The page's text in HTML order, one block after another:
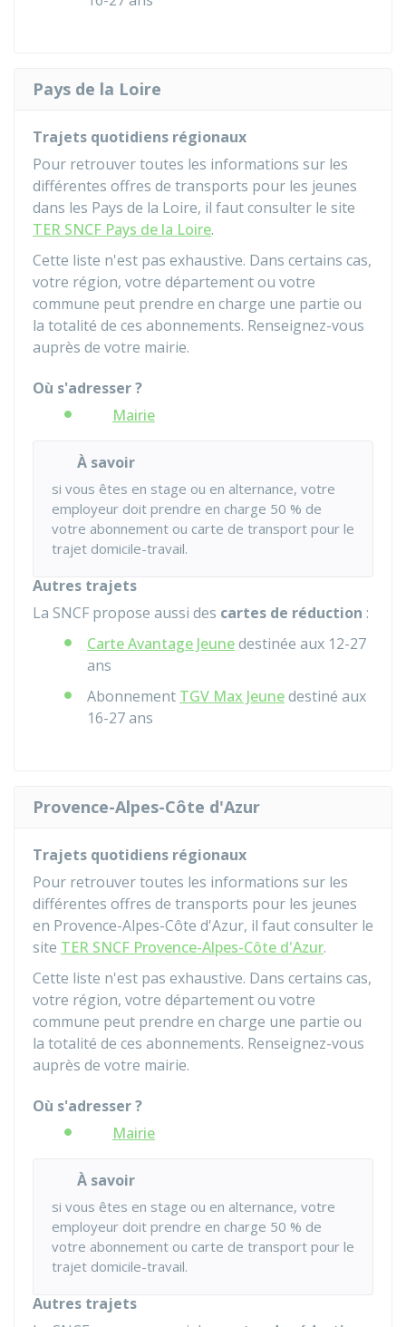
Pays de la Loire
Trajets quotidiens régionaux
Pour retrouver toutes les informations sur les
différentes offres de transports pour les jeunes
dans les Pays de la Loire, il faut consulter le site
TER SNCF Pays de la Loire.
Cette liste n'est pas exhaustive. Dans certains cas,
votre région, votre département ou votre
commune peut prendre en charge une partie ou
la totalité de ces abonnements. Renseignez-vous
auprès de votre mairie.
Où s'adresser ?
Mairie
À savoir
si vous êtes en stage ou en alternance, votre
employeur doit prendre en charge 50 % de
votre abonnement ou carte de transport pour le
trajet domicile-travail.
Autres trajets
La SNCF propose aussi des cartes de réduction :
Carte Avantage Jeunedestinée aux 12-27
ans
Abonnement TGV Max Jeunedestiné aux
16-27 ans
Provence-Alpes-Côte d'Azur
Trajets quotidiens régionaux
Pour retrouver toutes les informations sur les
différentes offres de transports pour les jeunes
en Provence-Alpes-Côte d'Azur, il faut consulter le
site TER SNCF Provence-Alpes-Côte d'Azur.
Cette liste n'est pas exhaustive. Dans certains cas,
votre région, votre département ou votre
commune peut prendre en charge une partie ou
la totalité de ces abonnements. Renseignez-vous
auprès de votre mairie.
Où s'adresser ?
Mairie
À savoir
si vous êtes en stage ou en alternance, votre
employeur doit prendre en charge 50 % de
votre abonnement ou carte de transport pour le
trajet domicile-travail.
Autres trajets